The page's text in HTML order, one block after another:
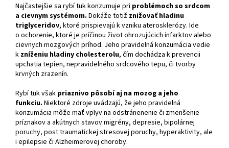
Najčastejšie sa rybí tuk konzumuje pri problémoch so srdcom
a cievnym systémom. Dokáže totiž znižovať hladinu
triglyceridov, ktoré prispievajú k vzniku aterosklerózy. Ide
o ochorenie, ktoré je príčinou život ohrozujúcich infarktov alebo
cievnych mozgových príhod. Jeho pravidelná konzumácia vedie
k zníženiu hladiny cholesterolu, čím dochádza k prevencii
upchatia tepien, nepravidelného srdcového tepu, či tvorby
krvných zrazenín.
Rybí tuk však priaznivo pôsobí aj na mozog a jeho
funkciu. Niektoré zdroje uvádzajú, že jeho pravidelná
konzumácia môže mať vplyv na odstránenenie či zmenšenie
príznakov a akútnych stavov migrény, depresie, bipolárnej
poruchy, post traumatickej stresovej poruchy, hyperaktivity, ale
i epilepsie či Alzheimerovej choroby.